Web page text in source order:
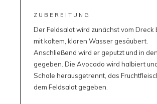
ZUBEREITUNG
Der Feldsalat wird zunächst vom Dreck
mit kaltem, klaren Wasser gesäubert.
Anschließend wird er geputzt und in
gegeben. Die Avocado wird halbiert
Schale herausgetrennt, das
dem Feldsalat gegeben.